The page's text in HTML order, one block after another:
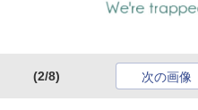
(2/8) 次の画像